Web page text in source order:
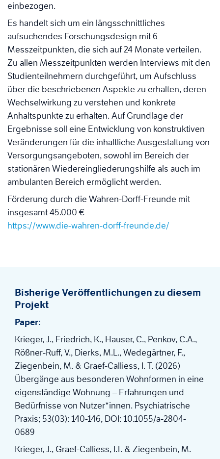
einbezogen.
Es handelt sich um ein längsschnittliches
aufsuchendes Forschungsdesign mit 6
Messzeitpunkten, die sich auf 24 Monate verteilen.
Zu allen Messzeitpunkten werden Interviews mit den
Studienteilnehmern durchgeführt, um Aufschluss
über die beschriebenen Aspekte zu erhalten, deren
Wechselwirkung zu verstehen und konkrete
Anhaltspunkte zu erhalten. Auf Grundlage der
Ergebnisse soll eine Entwicklung von konstruktiven
Veränderungen für die inhaltliche Ausgestaltung von
Versorgungsangeboten, sowohl im Bereich der
stationären Wiedereingliederungshilfe als auch im
ambulanten Bereich ermöglicht werden.
Förderung durch die Wahren-Dorff-Freunde mit
insgesamt 45.000 €
https://www.die-wahren-dorff-freunde.de/
Bisherige Veröffentlichungen zu diesem
Projekt
Paper:
Krieger, J., Friedrich, K., Hauser, C., Penkov, C.A.,
Rößner-Ruff, V., Dierks, M.L., Wedegärtner, F.,
Ziegenbein, M. & Graef-Calliess, I. T. (2026)
Übergänge aus besonderen Wohnformen in eine
eigenständige Wohnung – Erfahrungen und
Bedürfnisse von Nutzer*innen. Psychiatrische
Praxis; 53(03): 140-146, DOI: 10.1055/a-2804-
0689
Krieger, J., Graef-Calliess, I.T. & Ziegenbein, M.